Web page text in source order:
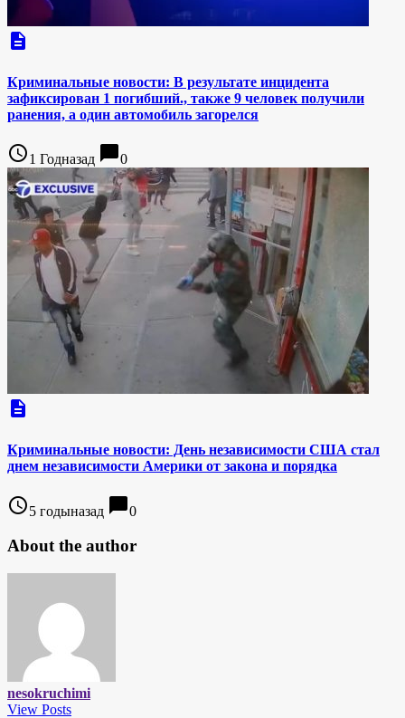
description
Криминальные новости: В результате инцидента
зафиксирован 1 погибший., также 9 человек получили
ранения, а один автомобиль загорелся
access_time1 Годназад chat_bubble0
description
Криминальные новости: День независимости США стал
днем независимости Америки от закона и порядка
access_time5 годыназад chat_bubble0
About the author
nesokruchimi
View Posts